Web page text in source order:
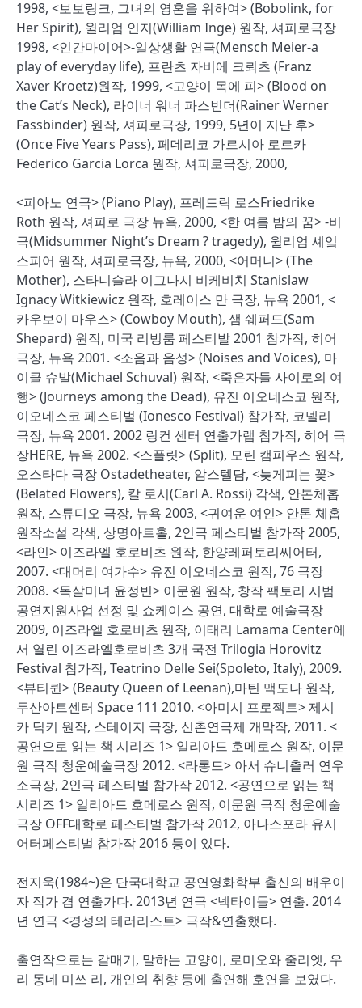
1998, <보보링크, 그녀의 영혼을 위하여> (Bobolink, for
Her Spirit), 윌리엄 인지(William Inge) 원작, 셔피로극장
1998, <인간마이어>-일상생활 연극(Mensch Meier-a
play of everyday life), 프란츠 자비에 크뢰츠 (Franz
Xaver Kroetz)원작, 1999, <고양이 목에 피> (Blood on
the Cat’s Neck), 라이너 워너 파스빈더(Rainer Werner
Fassbinder) 원작, 셔피로극장, 1999, 5년이 지난 후>
(Once Five Years Pass), 페데리코 가르시아 로르카
Federico Garcia Lorca 원작, 셔피로극장, 2000,
<피아노 연극> (Piano Play), 프레드릭 로스Friedrike
Roth 원작, 셔피로 극장 뉴욕, 2000, <한 여름 밤의 꿈> -비
극(Midsummer Night’s Dream ? tragedy), 윌리엄 셰잌
스피어 원작, 셔피로극장, 뉴욕, 2000, <어머니> (The
Mother), 스타니슬라 이그나시 비케비치 Stanislaw
Ignacy Witkiewicz 원작, 호레이스 만 극장, 뉴욕 2001, <
카우보이 마우스> (Cowboy Mouth), 샘 쉐퍼드(Sam
Shepard) 원작, 미국 리빙룸 페스티발 2001 참가작, 히어
극장, 뉴욕 2001. <소음과 음성> (Noises and Voices), 마
이클 슈발(Michael Schuval) 원작, <죽은자들 사이로의 여
행> (Journeys among the Dead), 유진 이오네스코 원작,
이오네스코 페스티벌 (Ionesco Festival) 참가작, 코넬리
극장, 뉴욕 2001. 2002 링컨 센터 연출가랩 참가작, 히어 극
장HERE, 뉴욕 2002. <스플릿> (Split), 모린 캠피우스 원작,
오스타다 극장 Ostadetheater, 암스텔담, <늦게피는 꽃>
(Belated Flowers), 칼 로시(Carl A. Rossi) 각색, 안톤체홉
원작, 스튜디오 극장, 뉴욕 2003, <귀여운 여인> 안톤 체홉
원작소설 각색, 상명아트홀, 2인극 페스티벌 참가작 2005,
<라인> 이즈라엘 호로비츠 원작, 한양레퍼토리씨어터,
2007. <대머리 여가수> 유진 이오네스코 원작, 76 극장
2008. <독살미녀 윤정빈> 이문원 원작, 창작 팩토리 시범
공연지원사업 선정 및 쇼케이스 공연, 대학로 예술극장
2009, 이즈라엘 호로비츠 원작, 이태리 Lamama Center에
서 열린 이즈라엘호로비츠 3개 국전 Trilogia Horovitz
Festival 참가작, Teatrino Delle Sei(Spoleto, Italy), 2009.
<뷰티퀸> (Beauty Queen of Leenan),마틴 맥도나 원작,
두산아트센터 Space 111 2010. <아미시 프로젝트> 제시
카 딕키 원작, 스테이지 극장, 신촌연극제 개막작, 2011. <
공연으로 읽는 책 시리즈 1> 일리아드 호메로스 원작, 이문
원 극작 청운예술극장 2012. <라롱드> 아서 슈니츨러 연우
소극장, 2인극 페스티벌 참가작 2012. <공연으로 읽는 책
시리즈 1> 일리아드 호메로스 원작, 이문원 극작 청운예술
극장 OFF대학로 페스티벌 참가작 2012, 아나스포라 유시
어터페스티벌 참가작 2016 등이 있다.
전지욱(1984~)은 단국대학교 공연영화학부 출신의 배우이
자 작가 겸 연출가다. 2013년 연극 <넥타이들> 연출. 2014
년 연극 <경성의 테러리스트> 극작&연출했다.
출연작으로는 갈매기, 말하는 고양이, 로미오와 줄리엣, 우
리 동네 미쓰 리, 개인의 취향 등에 출연해 호연을 보였다.